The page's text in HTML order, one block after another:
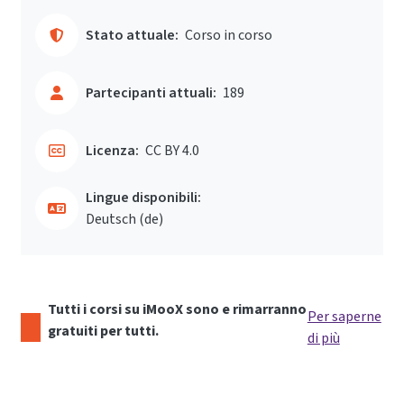
Stato attuale: Corso in corso
Partecipanti attuali: 189
Licenza: CC BY 4.0
Lingue disponibili:
Deutsch ‎(de)‎
Tutti i corsi su iMooX sono e rimarranno
gratuiti per tutti.
Per saperne
di più